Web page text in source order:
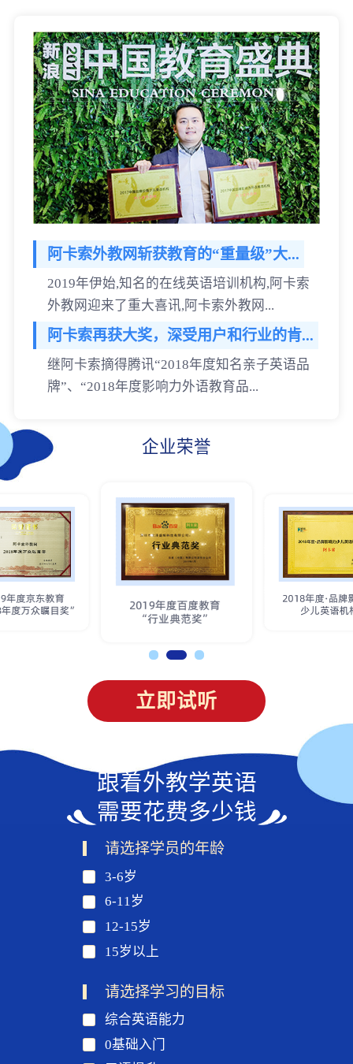
阿卡索外教网斩获教育的“重量级”大...
2019年伊始,知名的在线英语培训机构,阿卡索
外教网迎来了重大喜讯,阿卡索外教网...
阿卡索再获大奖，深受用户和行业的肯...
继阿卡索摘得腾讯“2018年度知名亲子英语品
牌”、“2018年度影响力外语教育品...
企业荣誉
立即试听
跟着外教学英语
需要花费多少钱
请选择学员的年龄
3-6岁
6-11岁
12-15岁
15岁以上
请选择学习的目标
综合英语能力
0基础入门